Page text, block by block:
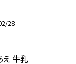
28
え 牛乳